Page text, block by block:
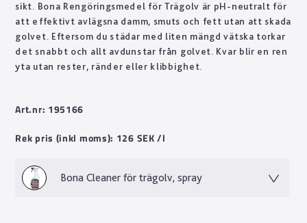
sikt. Bona Rengöringsmedel för Trägolv är pH-neutralt för
att effektivt avlägsna damm, smuts och fett utan att skada
golvet. Eftersom du städar med liten mängd vätska torkar
det snabbt och allt avdunstar från golvet. Kvar blir en ren
yta utan rester, ränder eller klibbighet.
Art.nr: 195166
Rek pris (inkl moms): 126 SEK /l
Bona Cleaner för trägolv, spray